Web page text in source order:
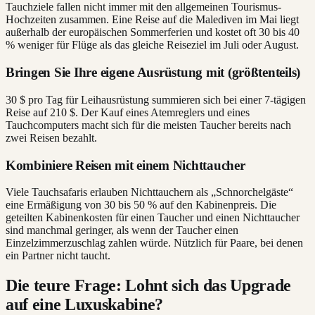
Tauchziele fallen nicht immer mit den allgemeinen Tourismus-
Hochzeiten zusammen. Eine Reise auf die Malediven im Mai liegt
außerhalb der europäischen Sommerferien und kostet oft 30 bis 40
% weniger für Flüge als das gleiche Reiseziel im Juli oder August.
Bringen Sie Ihre eigene Ausrüstung mit (größtenteils)
30 $ pro Tag für Leihausrüstung summieren sich bei einer 7-tägigen
Reise auf 210 $. Der Kauf eines Atemreglers und eines
Tauchcomputers macht sich für die meisten Taucher bereits nach
zwei Reisen bezahlt.
Kombiniere Reisen mit einem Nichttaucher
Viele Tauchsafaris erlauben Nichttauchern als „Schnorchelgäste“
eine Ermäßigung von 30 bis 50 % auf den Kabinenpreis. Die
geteilten Kabinenkosten für einen Taucher und einen Nichttaucher
sind manchmal geringer, als wenn der Taucher einen
Einzelzimmerzuschlag zahlen würde. Nützlich für Paare, bei denen
ein Partner nicht taucht.
Die teure Frage: Lohnt sich das Upgrade
auf eine Luxuskabine?